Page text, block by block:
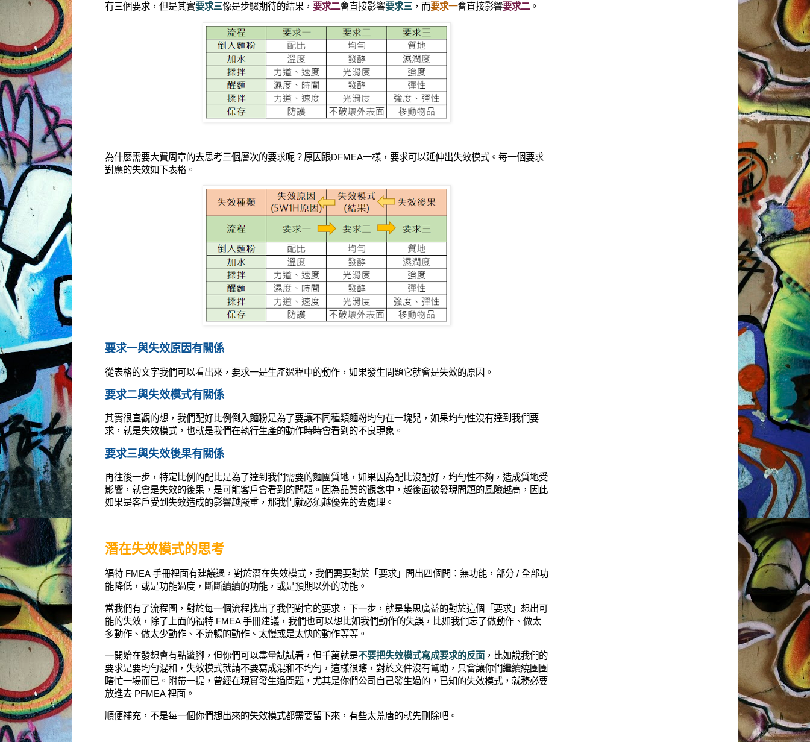
有三個要求，但是其實要求三像是步驟期待的結果， 要求二會直接影響要求三，而要求一會直接影響要求二。
為什麼需要大費周章的去思考三個層次的要求呢？ 原因跟DFMEA一樣，要求可以延伸出失效模式。每一個要求
對應的失效如下表格。
要求一與失效原因有關係
從表格的文字我們可以看出來，要求一是生產過程中的動作，如果發生問題它就會是失效的原因。
要求二與失效模式有關係
其實很直觀的想，我們配好比例倒入麵粉是為了要讓不同種類麵粉均勻在一塊兒，如果均勻性沒有達到我們要
求，就是失效模式，也就是我們在執行生產的動作時時會看到的不良現象。
要求三與失效後果有關係
再往後一步，特定比例的配比是為了達到我們需要的麵團質地，如果因為配比沒配好，均勻性不夠，造成質地受
影響，就會是失效的後果，是可能客戶會看到的問題。因為品質的觀念中，越後面被發現問題的風險越高，因此
如果是客戶受到失效造成的影響越嚴重，那我們就必須越優先的去處理。
潛在失效模式的思考
福特 FMEA 手冊裡面有建議過，對於潛在失效模式，我們需要對於「要求」問出四個問： 無功能， 部分 / 全部功
能降低，或是功能過度， 斷斷續續的功能，或是預期以外的功能。
當我們有了流程圖，對於每一個流程找出了我們對它的要求，下一步，就是集思廣益的對於這個 「要求」想出可
能的失效，除了上面的福特 FMEA 手冊建議，我們也可以想比如我們動作的失誤，比如我們忘了做動作、做太
多動作、做太少動作、不流暢的動作、太慢或是太快的動作等等。
一開始在發想會有點鱉腳，但你們可以盡量試試看，但千萬就是不要把失效模式寫成要求的反面，比如說我們的
要求是要均勻混和，失效模式就請不要寫成混和不均勻，這樣很瞎，對於文件沒有幫助，只會讓你們繼續繞圈圈
瞎忙一場而已。附帶一提，曾經在現實發生過問題，尤其是你們公司自己發生過的，已知的失效模式，就務必要
放進去 PFMEA 裡面。
順便補充，不是每一個你們想出來的失效模式都需要留下來，有些太荒唐的就先刪除吧。